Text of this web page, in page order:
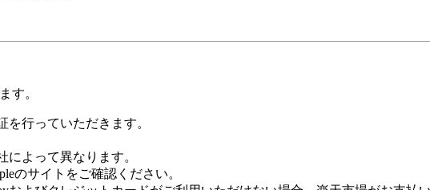
す。
を行っていただきます。
によって異なります。
のサイトをご確認ください。